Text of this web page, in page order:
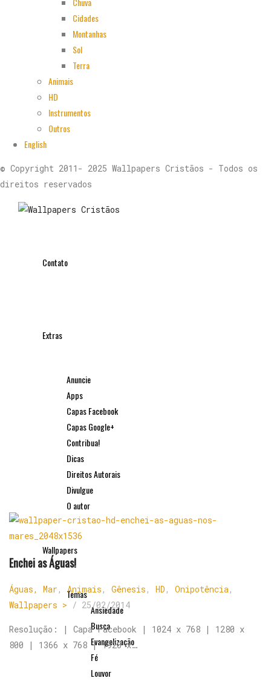
Cidades
Montanhas
Sol
Terra
Animais
HD
Instrumentos
Outros
English
© Copyright 2011- 2025 Wallpapers Cristãos - Todos os
direitos reservados
Contato
Extras
Anuncie
Apps
Capas Facebook
Capas Google+
Contribua!
Dicas
Direitos Autorais
Divulgue
O autor
Wallpapers
Temas
Ansiedade
Busca
Evangelização
Fé
Louvor
Enchei as Águas!
Águas, Mar , Animais , Gênesis , HD , Onipotência,
Wallpapers > / 25/02/2014
Resolução: | Capa Facebook | 1024 x 768 | 1280 x
800 | 1366 x 768 | 1920 x…